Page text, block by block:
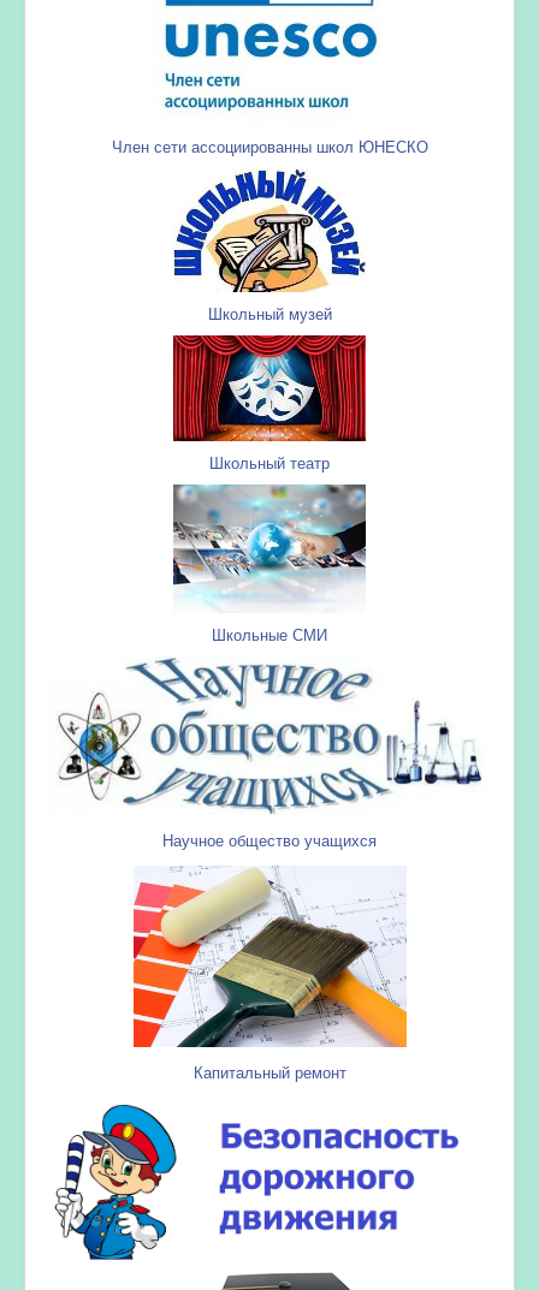
Член сети ассоциированны школ ЮНЕСКО
Школьный музей
Школьный театр
Школьные СМИ
Научное общество учащихся
Капитальный ремонт